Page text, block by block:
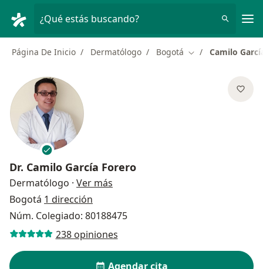
¿Qué estás buscando?
Página De Inicio Dermatólogo Bogotá Cambiar de ciudad
Camilo
Dr. Camilo García Forero
Dermatólogo · Ver más
Bogotá 1 dirección
Núm. Colegiado: 80188475
238 opiniones
Agendar cita